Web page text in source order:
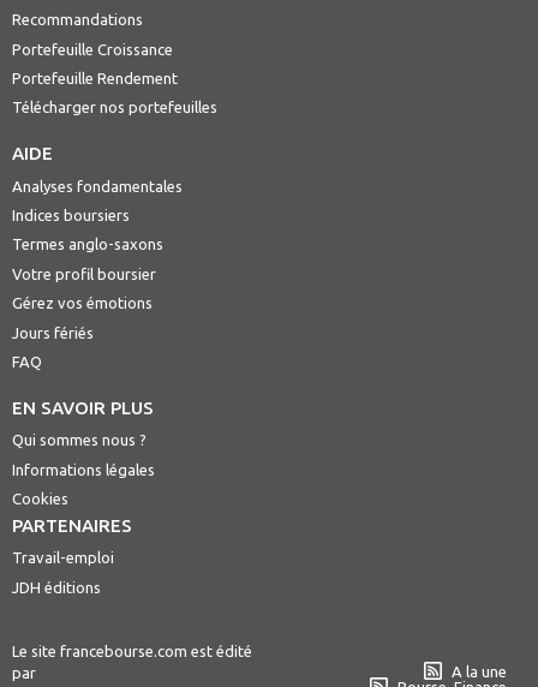
Recommandations
Portefeuille Croissance
Portefeuille Rendement
Télécharger nos portefeuilles
AIDE
Analyses fondamentales
Indices boursiers
Termes anglo-saxons
Votre profil boursier
Gérez vos émotions
Jours fériés
FAQ
EN SAVOIR PLUS
Qui sommes nous ?
Informations légales
Cookies
PARTENAIRES
Travail-emploi
JDH éditions
Le site francebourse.com est édité
par
A la une